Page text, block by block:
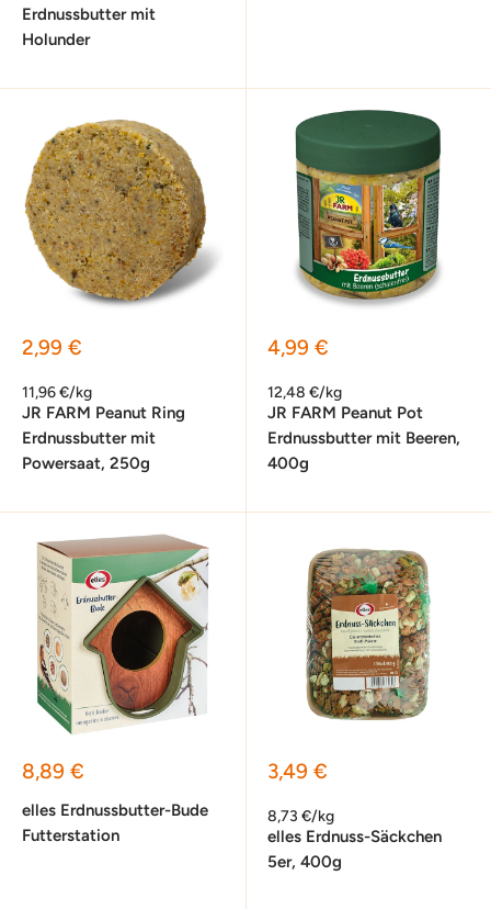
Erdnussbutter mit
Holunder
Sonderpreis
2,99 €
11,96 €/kg
JR FARM Peanut Ring
Erdnussbutter mit
Powersaat, 250g
Sonderpreis
4,99 €
12,48 €/kg
JR FARM Peanut Pot
Erdnussbutter mit Beeren,
400g
Sonderpreis
8,89 €
elles Erdnussbutter-Bude
Futterstation
Sonderpreis
3,49 €
8,73 €/kg
elles Erdnuss-Säckchen
5er, 400g